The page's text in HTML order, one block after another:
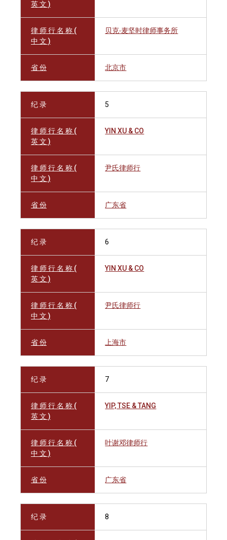
英 文 )
律 师 行 名 称 (
中 文 )
贝克‧麦坚时律师事务所
省 份 北京市
纪 录 5
律 师 行 名 称 (
英 文 )
YIN XU & CO
律 师 行 名 称 (
中 文 )
尹氏律师行
省 份 广东省
纪 录 6
律 师 行 名 称 (
英 文 )
YIN XU & CO
律 师 行 名 称 (
中 文 )
尹氏律师行
省 份 上海市
纪 录 7
律 师 行 名 称 (
英 文 )
YIP, TSE & TANG
律 师 行 名 称 (
中 文 )
叶谢邓律师行
省 份 广东省
纪 录 8